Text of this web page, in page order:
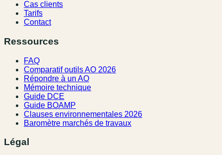
Cas clients
Tarifs
Contact
Ressources
FAQ
Comparatif outils AO 2026
Répondre à un AO
Mémoire technique
Guide DCE
Guide BOAMP
Clauses environnementales 2026
Baromètre marchés de travaux
Légal